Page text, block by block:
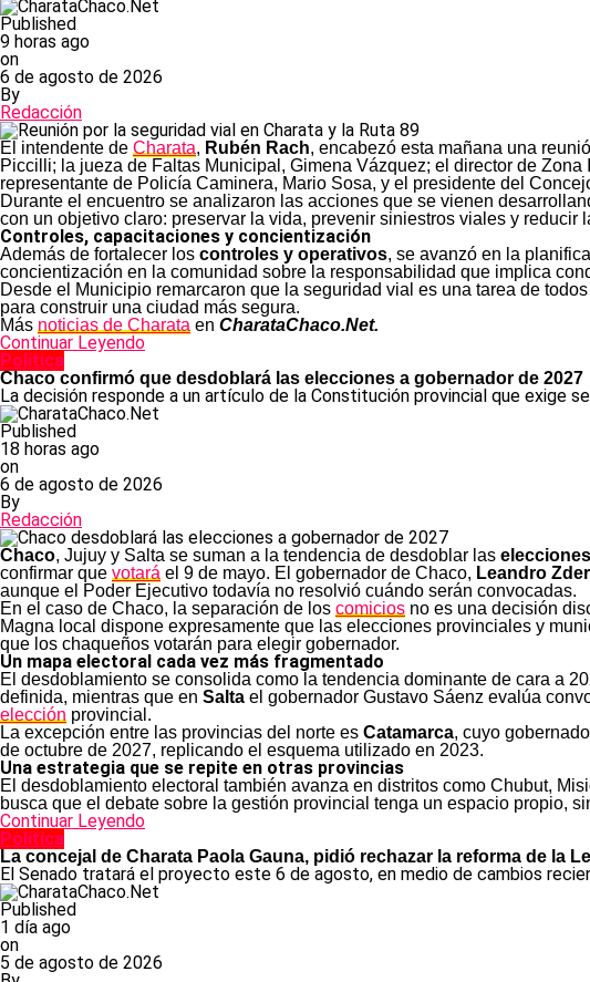
Published
9 horas ago
on
6 de agosto de 2026
By
Redacción
El intendente de Charata, Rubén Rach, encabezó esta mañana una
Piccilli; la jueza de Faltas Municipal, Gimena Vázquez; el director de
representante de Policía Caminera, Mario Sosa, y el presidente del
Durante el encuentro se analizaron las acciones que se vienen
con un objetivo claro: preservar la vida, prevenir siniestros viales y reducir
Controles, capacitaciones y concientización
Además de fortalecer los controles y operativos, se avanzó en la
concientización en la comunidad sobre la responsabilidad que implica
Desde el Municipio remarcaron que la seguridad vial es una tarea de
para construir una ciudad más segura.
Más noticias de Charata en CharataChaco.Net.
Continuar Leyendo
Política
Chaco confirmó que desdoblará las elecciones a gobernador de 2027
La decisión responde a un artículo de la Constitución provincial que exige
Published
18 horas ago
on
6 de agosto de 2026
By
Redacción
Chaco, Jujuy y Salta se suman a la tendencia de desdoblar las
confirmar que votará el 9 de mayo. El gobernador de Chaco, Leandro
aunque el Poder Ejecutivo todavía no resolvió cuándo serán convocadas.
En el caso de Chaco, la separación de los comicios no es una decisión
Magna local dispone expresamente que las elecciones provinciales y
que los chaqueños votarán para elegir gobernador.
Un mapa electoral cada vez más fragmentado
El desdoblamiento se consolida como la tendencia dominante de cara a
definida, mientras que en Salta el gobernador Gustavo Sáenz evalúa
elección provincial.
La excepción entre las provincias del norte es Catamarca, cuyo
de octubre de 2027, replicando el esquema utilizado en 2023.
Una estrategia que se repite en otras provincias
El desdoblamiento electoral también avanza en distritos como Chubut,
busca que el debate sobre la gestión provincial tenga un espacio propio,
Continuar Leyendo
Política
La concejal de Charata Paola Gauna, pidió rechazar la reforma de la
El Senado tratará el proyecto este 6 de agosto, en medio de cambios
Published
1 día ago
on
5 de agosto de 2026